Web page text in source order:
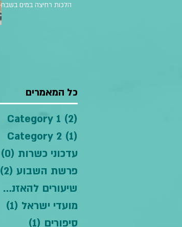
הלכות רחיצה במים בשבת
כל המאמרים
Category 1 (2)
Category 2 (1)
עדכוני כשרות (0)
פרשת השבוע (2)
שיעורים להאזנה
מועדי ישראל (1)
סיפורים (1)